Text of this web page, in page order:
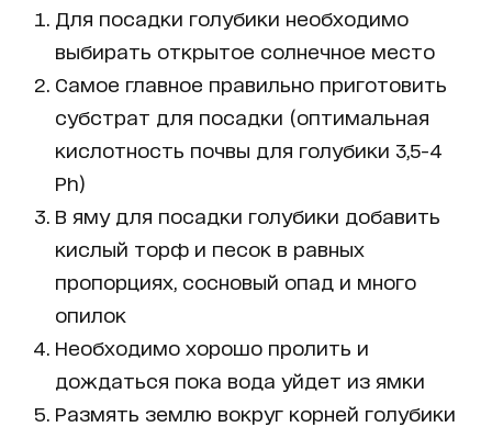
Для посадки голубики необходимо
выбирать открытое солнечное место
Самое главное правильно приготовить
субстрат для посадки (оптимальная
кислотность почвы для голубики 3,5-4
Ph)
В яму для посадки голубики добавить
кислый торф и песок в равных
пропорциях, сосновый опад и много
опилок
Необходимо хорошо пролить и
дождаться пока вода уйдет из ямки
Размять землю вокруг корней голубики